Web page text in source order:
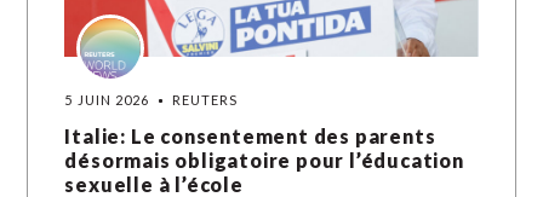
5 JUIN 2026 REUTERS
Italie: Le consentement des parents
désormais obligatoire pour l’éducation
sexuelle à l’école